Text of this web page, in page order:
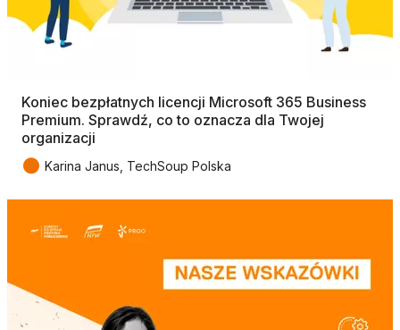
Koniec bezpłatnych licencji Microsoft 365 Business
Premium. Sprawdź, co to oznacza dla Twojej
organizacji
● Karina Janus, TechSoup Polska